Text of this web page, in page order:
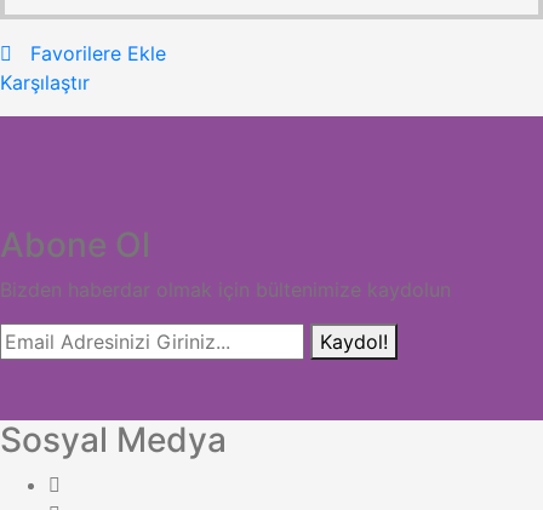
Favorilere Ekle
Karşılaştır
Abone Ol
Bizden haberdar olmak için bültenimize kaydolun
Kaydol!
Sosyal Medya